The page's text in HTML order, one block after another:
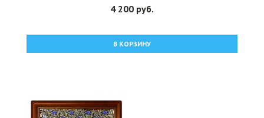
4 200 руб.
В КОРЗИНУ